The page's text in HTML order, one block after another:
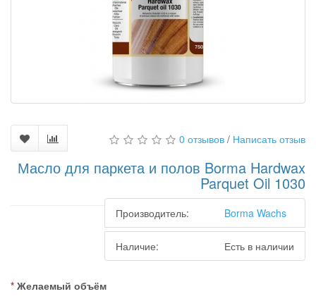
0 отзывов / Написать отзыв
Масло для паркета и полов Borma Hardwax
Parquet Oil 1030
Производитель: Borma Wachs
Наличие: Есть в наличии
Желаемый объём